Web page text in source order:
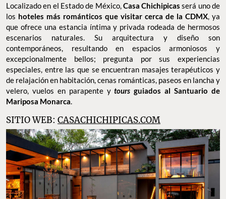
Localizado en el Estado de México,Casa Chichipicas será uno de
los hoteles más románticos que visitar cerca de la CDMX, ya
que ofrece una estancia íntima y privada rodeada de hermosos
escenarios naturales. Su arquitectura y diseño son
contemporáneos, resultando en espacios armoniosos y
excepcionalmente bellos; pregunta por sus experiencias
especiales, entre las que se encuentran masajes terapéuticos y
de relajación en habitación, cenas románticas, paseos en lancha y
velero, vuelos en parapente y toursguiados al Santuario de
Mariposa Monarca.
SITIO WEB: CASACHICHIPICAS.COM